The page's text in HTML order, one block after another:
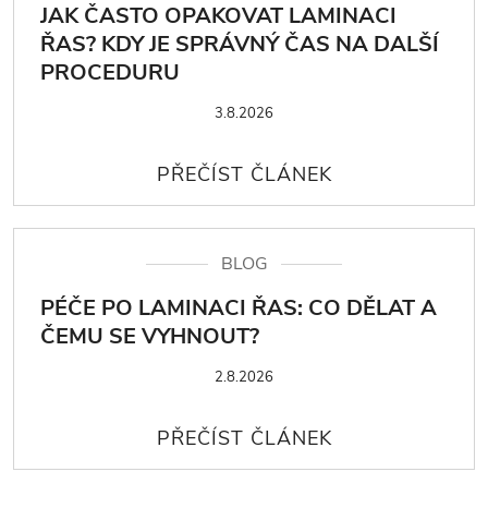
JAK ČASTO OPAKOVAT LAMINACI
ŘAS? KDY JE SPRÁVNÝ ČAS NA DALŠÍ
PROCEDURU
3.8.2026
BLOG
PÉČE PO LAMINACI ŘAS: CO DĚLAT A
ČEMU SE VYHNOUT?
2.8.2026